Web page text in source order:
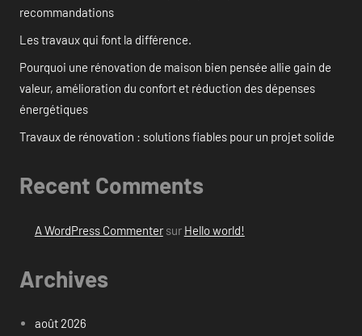
recommandations
Les travaux qui font la différence.
Pourquoi une rénovation de maison bien pensée allie gain de
valeur, amélioration du confort et réduction des dépenses
énergétiques
Travaux de rénovation : solutions fiables pour un projet solide
Recent Comments
A WordPress Commentersur Hello world!
Archives
août 2026